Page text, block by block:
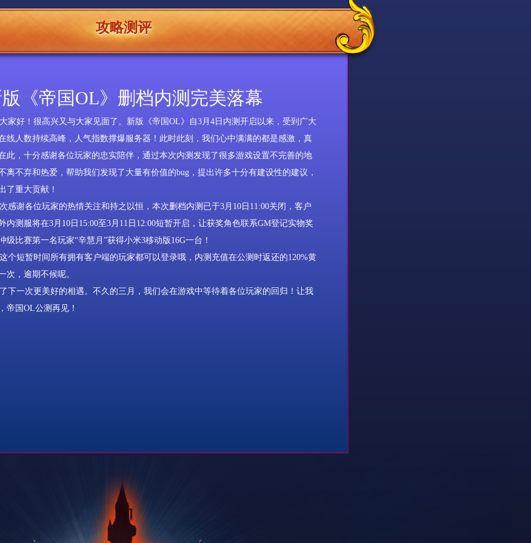
攻略测评
《帝国OL》删档内测完美落幕
家好！很高兴又与大家见面了。新版《帝国 OL》自3月 4日内测开启以来，受到广大
线人数持续高峰，人气指数撑爆服务器！此时此刻，我们心中满满的都是感激，真
此，十分感谢各位玩家的忠实陪伴，通过本次内测发现了很多游戏设置不完善的地
离不弃和热爱，帮助我们发现了大量有价值的bug，提出许多十分有建设性的建议，
了重大贡献！
感谢各位玩家的热情关注和持之以恒，本次删档内测已于3月 10日 11:00关闭，客户
内测服将在3月 10日 15:00至3月 11 日 12:00短暂开启，让获奖角色联系GM登记实物奖
级比赛第一名玩家“辛慧月”获得小米3移动版 16G一台！
个短暂时间所有拥有客户端的玩家都可以登录哦，内测充值在公测时返还的120%黄
次，逾期不候呢。
下一次更美好的相遇。不久的三月，我们会在游戏中等待着各位玩家的回归！让我
帝国OL公测再见！